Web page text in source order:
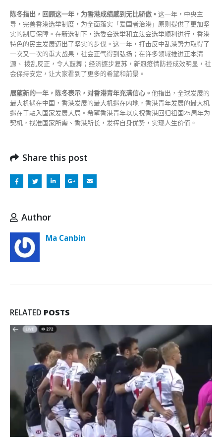
陈冬指出，回顾这一年，为香港成绩感到无比骄傲。 这一年，中央主
导，完善香港选举制度，为全面落实「爱国者治港」原则提供了更加坚
实的制度保障。在新选制下，选委会选举和立法会选举顺利进行，香港
特色的民主发展迈出了坚实的步伐。这一年，打击反中乱港势力取得了
一次又一次的重大战果，社会正气得到弘扬；在许多领域推进正本清
源、 拨乱反正，令人鼓舞；经济逐步复苏，新冠疫情防控成效明显，社
会保持安定，让大家看到了更多的希望和前景。
展望新的一年，陈冬表示，对香港青年充满信心。 他指出，全球发展的
最大机遇在中国，香港发展的最大机遇在内地，香港青年发展的最大机
遇在于融入国家发展大局。希望香港青年以庆祝香港回归祖国25周年为
契机，找准国家所需、香港所长，发挥自身优势，实现人生价值。
Share this post
Author
Ma Canbin
RELATED POSTS